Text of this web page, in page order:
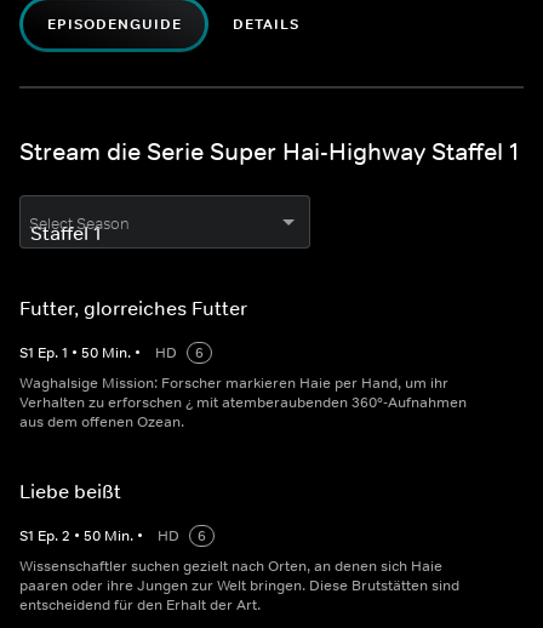
EPISODENGUIDE DETAILS
Stream die Serie Super Hai-Highway Staffel 1
Select Season
Futter, glorreiches Futter
S1 Ep.1 • 50 Min. • HD
6
Waghalsige Mission: Forscher markieren Haie per Hand, um ihr
Verhalten zu erforschen ¿ mit atemberaubenden 360°-Aufnahmen
aus dem offenen Ozean.
Liebe beißt
S1 Ep.2 • 50 Min. • HD
6
Wissenschaftler suchen gezielt nach Orten, an denen sich Haie
paaren oder ihre Jungen zur Welt bringen. Diese Brutstätten sind
entscheidend für den Erhalt der Art.